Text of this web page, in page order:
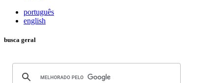
português
english
busca geral